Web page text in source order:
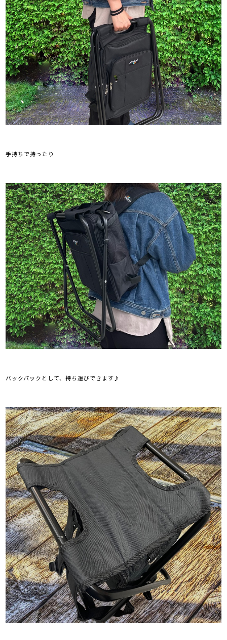
手持ちで持ったり
バックパックとして、持ち運びできます♪